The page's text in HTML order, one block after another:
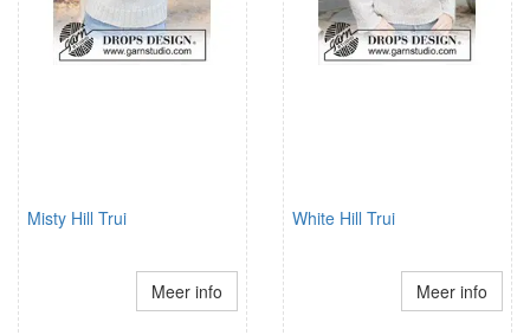
Misty Hill Trui
Meer info
White Hill Trui
Meer info